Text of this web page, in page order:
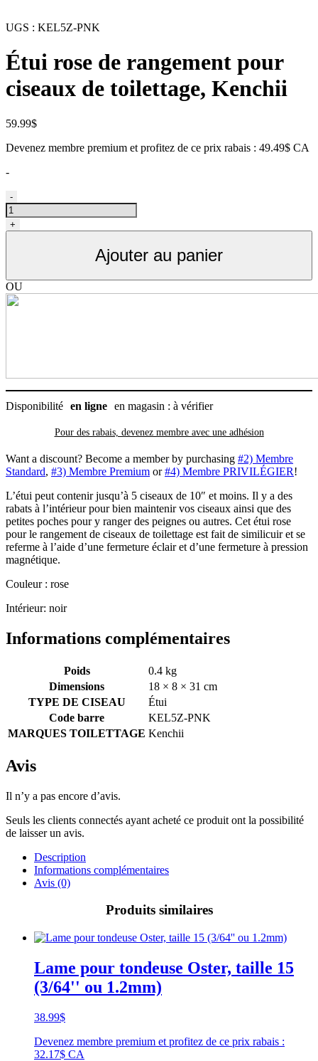
UGS : KEL5Z-PNK
Étui rose de rangement pour
ciseaux de toilettage, Kenchii
59.99$
Devenez membre premium et profitez de ce prix rabais : 49.49$ CA
-
quantité
de
Étui
rose
toilettage,
Kenchii
-
+
Ajouter au panier
OU
Disponibilité en ligne en magasin : à vérifier
Pour des rabais, devenez membre avec une adhésion
Want a discount? Become a member by purchasing #2) Membre
Standard, #3) Membre Premium or#4) Membre PRIVILÉGIER!
L’étui peut contenir jusqu’à 5 ciseaux de 10″ et moins. Il y a des
rabats à l’intérieur pour bien maintenir vos ciseaux ainsi que des
petites poches pour y ranger des peignes ou autres. Cet étui rose
pour le rangement de ciseaux de toilettage est fait de similicuir et se
referme à l’aide d’une fermeture éclair et d’une fermeture à pression
magnétique.
Couleur : rose
Intérieur: noir
Informations complémentaires
Poids
0.4 kg
Dimensions
18 × 8 × 31 cm
TYPE DE CISEAU
Étui
Code barre
KEL5Z-PNK
MARQUES TOILETTAGE Kenchii
Avis
Il n’y a pas encore d’avis.
Seuls les clients connectés ayant acheté ce produit ont la possibilité
de laisser un avis.
Description
Informations complémentaires
Avis (0)
Produits similaires
Lame pour tondeuse Oster, taille 15
(3/64'' ou 1.2mm)
38.99$
Devenez membre premium et profitez de ce prix rabais :
32.17$ CA